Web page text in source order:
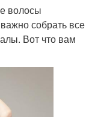
волосы
собрать все
Вот что вам